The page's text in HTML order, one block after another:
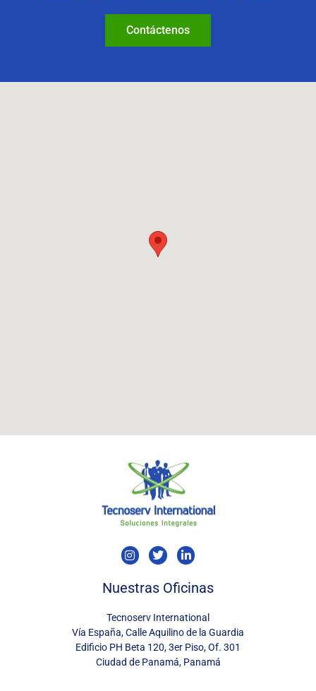
Contáctenos
I
n
t
a
r
a
m
T
w
t
t
r
L
i
k
e
i
n
-
i
n
Nuestras Oficinas
Tecnoserv International
Vía España, Calle Aquilino de la Guardia
Edificio PH Beta 120, 3er Piso, Of. 301
Ciudad de Panamá, Panamá